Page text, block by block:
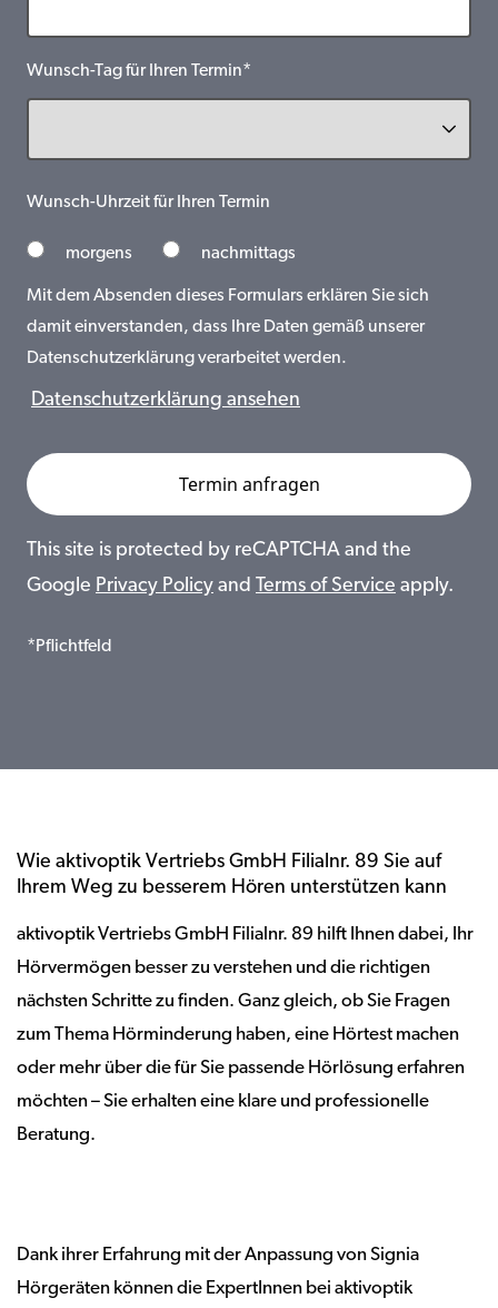
Wunsch-Tag für Ihren Termin*
Wunsch-Uhrzeit für Ihren Termin
morgens nachmittags
Mit dem Absenden dieses Formulars erklären Sie sich
damit einverstanden, dass Ihre Daten gemäß unserer
Datenschutzerklärung verarbeitet werden.
Datenschutzerklärung ansehen
This site is protected by reCAPTCHA and the
Google Privacy Policy and Terms of Service apply.
*Pflichtfeld
Wie aktivoptik Vertriebs GmbH Filialnr. 89 Sie auf
Ihrem Weg zu besserem Hören unterstützen kann
aktivoptik Vertriebs GmbH Filialnr. 89 hilft Ihnen dabei, Ihr
Hörvermögen besser zu verstehen und die richtigen
nächsten Schritte zu finden. Ganz gleich, ob Sie Fragen
zum Thema Hörminderung haben, eine Hörtest machen
oder mehr über die für Sie passende Hörlösung erfahren
möchten – Sie erhalten eine klare und professionelle
Beratung.
Dank ihrer Erfahrung mit der Anpassung von Signia
Hörgeräten können die ExpertInnen bei aktivoptik